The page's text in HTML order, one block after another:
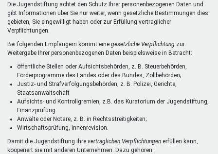
Die Jugendstiftung achtet den Schutz Ihrer personenbezogenen Daten und
gibt Informationen über Sie nur weiter, wenn gesetzliche Bestimmungen dies
gebieten, Sie eingewilligt haben oder zur Erfüllung vertraglicher
Verpflichtungen.
Bei folgenden Empfängern kommt eine gesetzliche Verpflichtung zur
Weitergabe Ihrer personenbezogenen Daten beispielsweise in Betracht:
öffentliche Stellen oder Aufsichtsbehörden, z. B. Steuerbehörden,
Förderprogramme des Landes oder des Bundes, Zollbehörden;
Justiz- und Strafverfolgungsbehörden, z. B. Polizei, Gerichte,
Staatsanwaltschaft
Aufsichts- und Kontrollgremien, z.B. das Kuratorium der Jugendstiftung,
Finanzprüfung
Anwälte oder Notare, z. B. in Rechtsstreitigkeiten;
Wirtschaftsprüfung, Innenrevision.
Damit die Jugendstiftung ihre vertraglichen Verpflichtungen erfüllen kann,
kooperiert sie mit anderen Unternehmen. Dazu gehören: